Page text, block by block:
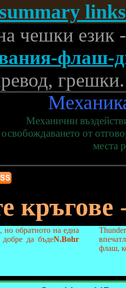
summary
чешки език
флаш-
грешки.
Механични
освобождаването от
места
кръгове
обратното на една
N.Bohr
добре да бъде
флаш,